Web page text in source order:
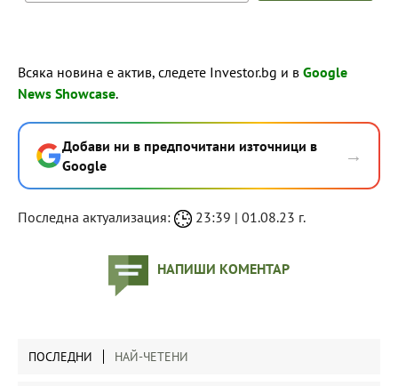
Всяка новина е актив, следете Investor.bg и в Google
News Showcase.
Добави ни в предпочитани източници в
Google
→
Последна актуализация: 23:39 | 01.08.23 г.
НАПИШИ КОМЕНТАР
ПОСЛЕДНИ НАЙ-ЧЕТЕНИ